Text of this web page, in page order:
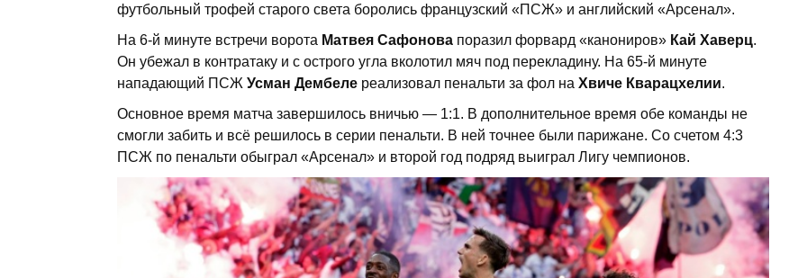
футбольный трофей старого света боролись французский «ПСЖ» и английский «Арсенал».
На 6-й минуте встречи ворота Матвея Сафонова поразил форвард «канониров» Кай Хаверц.
Он убежал в контратаку и с острого угла вколотил мяч под перекладину. На 65-й минуте
нападающий ПСЖ Усман Дембеле реализовал пенальти за фол на Хвиче Кварацхелии.
Основное время матча завершилось вничью — 1:1. В дополнительное время обе команды не
смогли забить и всё решилось в серии пенальти. В ней точнее были парижане. Со счетом 4:3
ПСЖ по пенальти обыграл «Арсенал» и второй год подряд выиграл Лигу чемпионов.